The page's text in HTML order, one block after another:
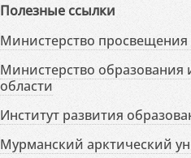
Полезные ссылки
Министерство
Министерство
области
Институт развития
Мурманский арктический